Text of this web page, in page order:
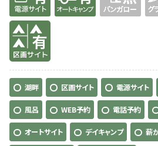
有り
湖畔 区画サイト 電源サイト
風呂 WEB予約 電話予約
オートサイト デイキャンプ 薪